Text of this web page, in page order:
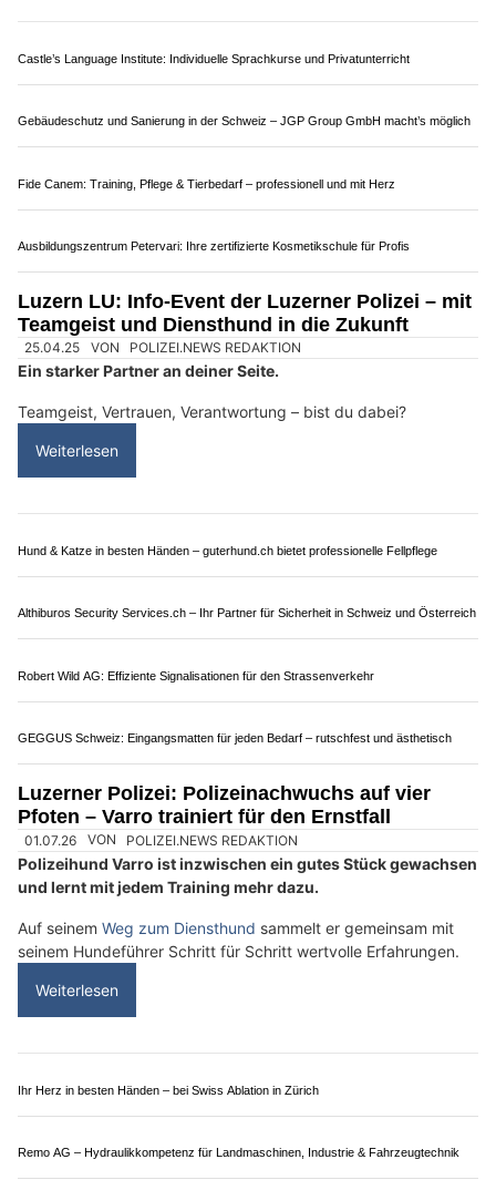
30.05.25 VON POLIZEI.NEWS REDAKTION
hoffentlich spannendes Erlebnis.
Es war uns eine Freude, den Kindern unsere Arbeit
näherzubringen – vom Polizeiauto bis zum Polizeihund.
Weiterlesen
Meydra AG überzeugt mit massgeschneiderten Zaun- und Torlösungen